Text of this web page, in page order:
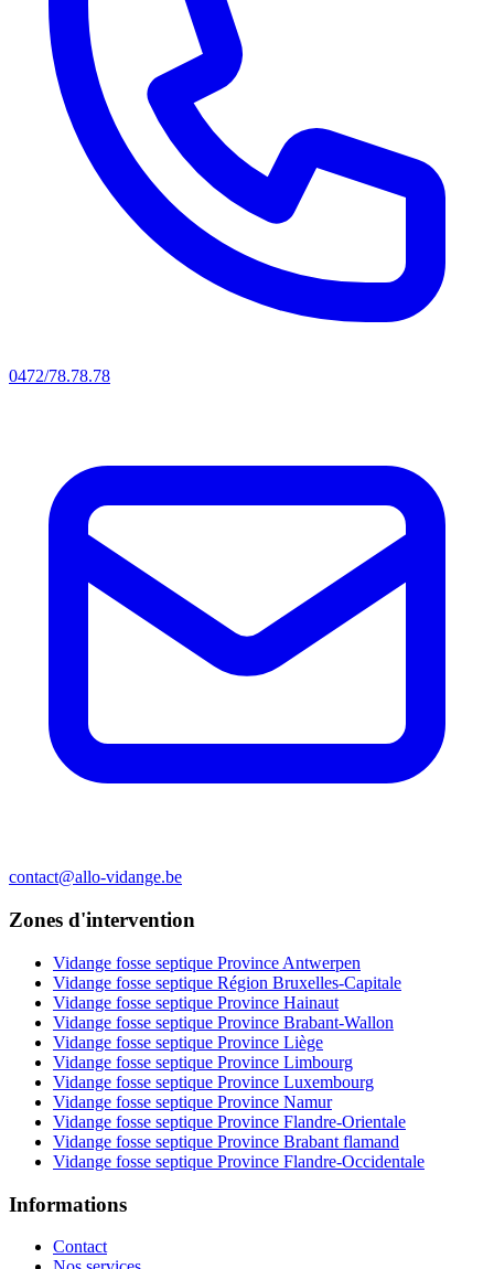
0472/78.78.78
contact@allo-vidange.be
Zones d'intervention
Vidange fosse septique Province Antwerpen
Vidange fosse septique Région Bruxelles-Capitale
Vidange fosse septique Province Hainaut
Vidange fosse septique Province Brabant-Wallon
Vidange fosse septique Province Liège
Vidange fosse septique Province Limbourg
Vidange fosse septique Province Luxembourg
Vidange fosse septique Province Namur
Vidange fosse septique Province Flandre-Orientale
Vidange fosse septique Province Brabant flamand
Vidange fosse septique Province Flandre-Occidentale
Informations
Contact